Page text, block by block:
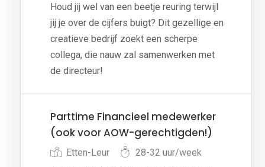
Houd jij wel van een beetje reuring terwijl
jij je over de cijfers buigt? Dit gezellige en
creatieve bedrijf zoekt een scherpe
collega, die nauw zal samenwerken met
de directeur!
Parttime Financieel medewerker
(ook voor AOW-gerechtigden!)
Etten-Leur
28-32 uur/week